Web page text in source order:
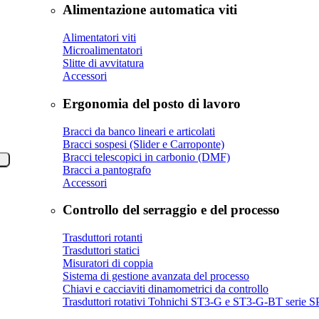
Alimentazione automatica viti
Alimentatori viti
Microalimentatori
Slitte di avvitatura
Accessori
Ergonomia del posto di lavoro
Bracci da banco lineari e articolati
Bracci sospesi (Slider e Carroponte)
Bracci telescopici in carbonio (DMF)
Bracci a pantografo
Accessori
Controllo del serraggio e del processo
Trasduttori rotanti
Trasduttori statici
Misuratori di coppia
Sistema di gestione avanzata del processo
Chiavi e cacciaviti dinamometrici da controllo
Trasduttori rotativi Tohnichi ST3-G e ST3-G-BT serie